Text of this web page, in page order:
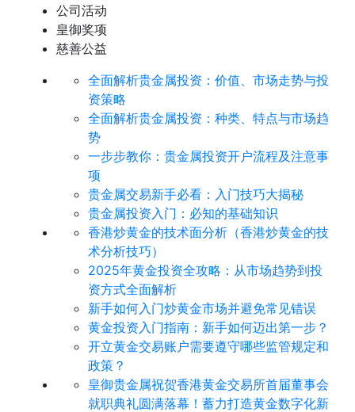
公司活动
皇御奖项
慈善公益
全面解析贵金属投资：价值、市场走势与投
资策略
全面解析贵金属投资：种类、特点与市场趋
势
​一步步教你：贵金属投资开户流程及注意事
项
贵金属交易新手必看：入门技巧大揭秘
贵金属投资入门：必知的基础知识
香港炒黄金的技术面分析（香港炒黄金的技
术分析技巧）
2025年黄金投资全攻略：从市场趋势到投
资方式全面解析
新手如何入门炒黄金市场并避免常见错误
黄金投资入门指南：新手如何迈出第一步？
开立黄金交易账户需要遵守哪些监管规定和
政策？
皇御贵金属祝贺香港黄金交易所首届董事会
就职典礼圆满落幕！蓄力打造黄金数字化新